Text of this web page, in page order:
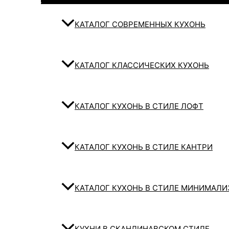
КАТАЛОГ СОВРЕМЕННЫХ КУХОНЬ
КАТАЛОГ КЛАССИЧЕСКИХ КУХОНЬ
КАТАЛОГ КУХОНЬ В СТИЛЕ ЛОФТ
КАТАЛОГ КУХОНЬ В СТИЛЕ КАНТРИ
КАТАЛОГ КУХОНЬ В СТИЛЕ